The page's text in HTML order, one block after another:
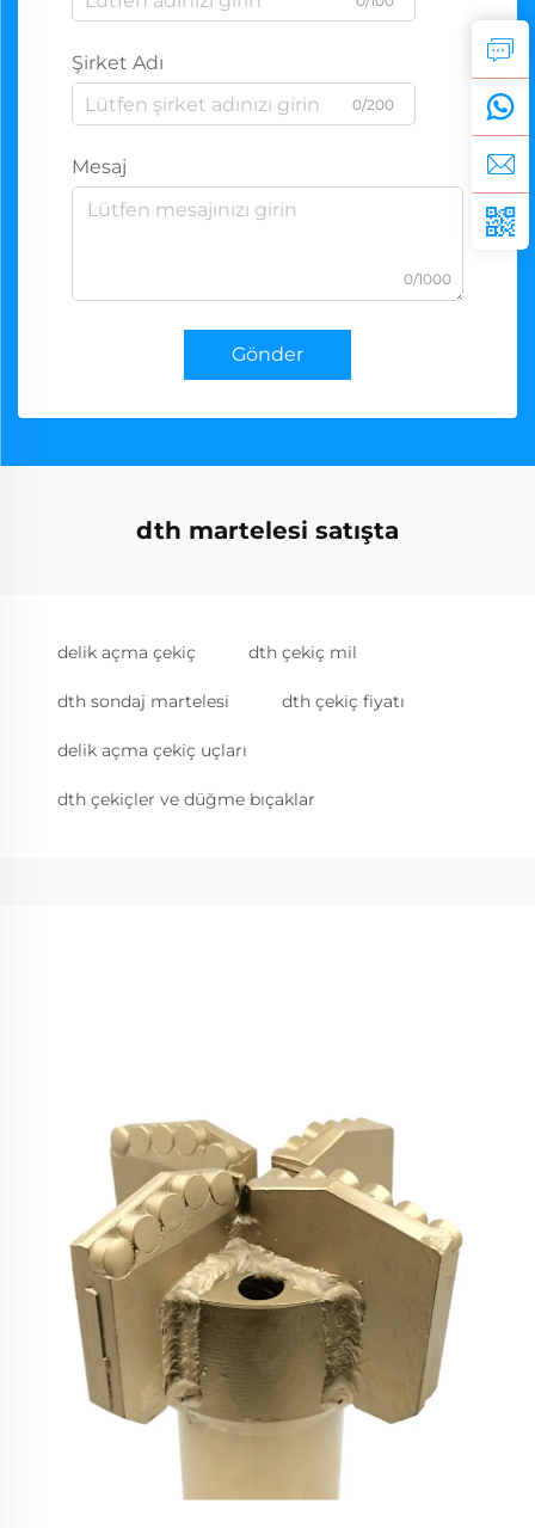
Şirket Adı
0/200
Mesaj
0/1000
Gönder
dth martelesi satışta
delik açma çekiç dth çekiç mil
dth sondaj martelesi dth çekiç fiyatı
delik açma çekiç uçları
dth çekiçler ve düğme bıçaklar